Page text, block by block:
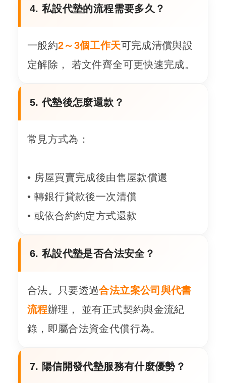
4. 私設代墊的流程需要多久？
一般約2～3個工作天可完成清償與設
定解除， 若文件齊全可更快速完成。
5. 代墊後怎麼還款？
常見方式為：
• 房屋買賣完成後由售屋款償還
• 轉銀行貸款後一次清償
• 或依合約約定方式還款
6. 私設代墊是否合法安全？
合法。只要透過合法立案公司與代書
流程辦理， 並有正式契約與金流紀
錄，即屬合法資金代償行為。
7. 陽信開發代墊服務有什麼優勢？